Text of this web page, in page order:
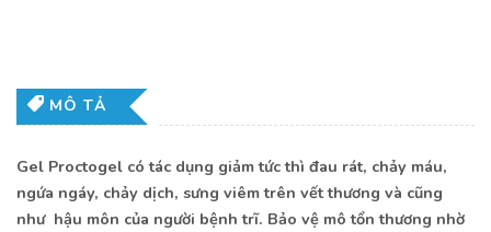
MÔ TẢ
Gel Proctogel có tác dụng giảm tức thì đau rát, chảy máu,
ngứa ngáy, chảy dịch, sưng viêm trên vết thương và cũng
như hậu môn của người bệnh trĩ. Bảo vệ mô tổn thương nhờ